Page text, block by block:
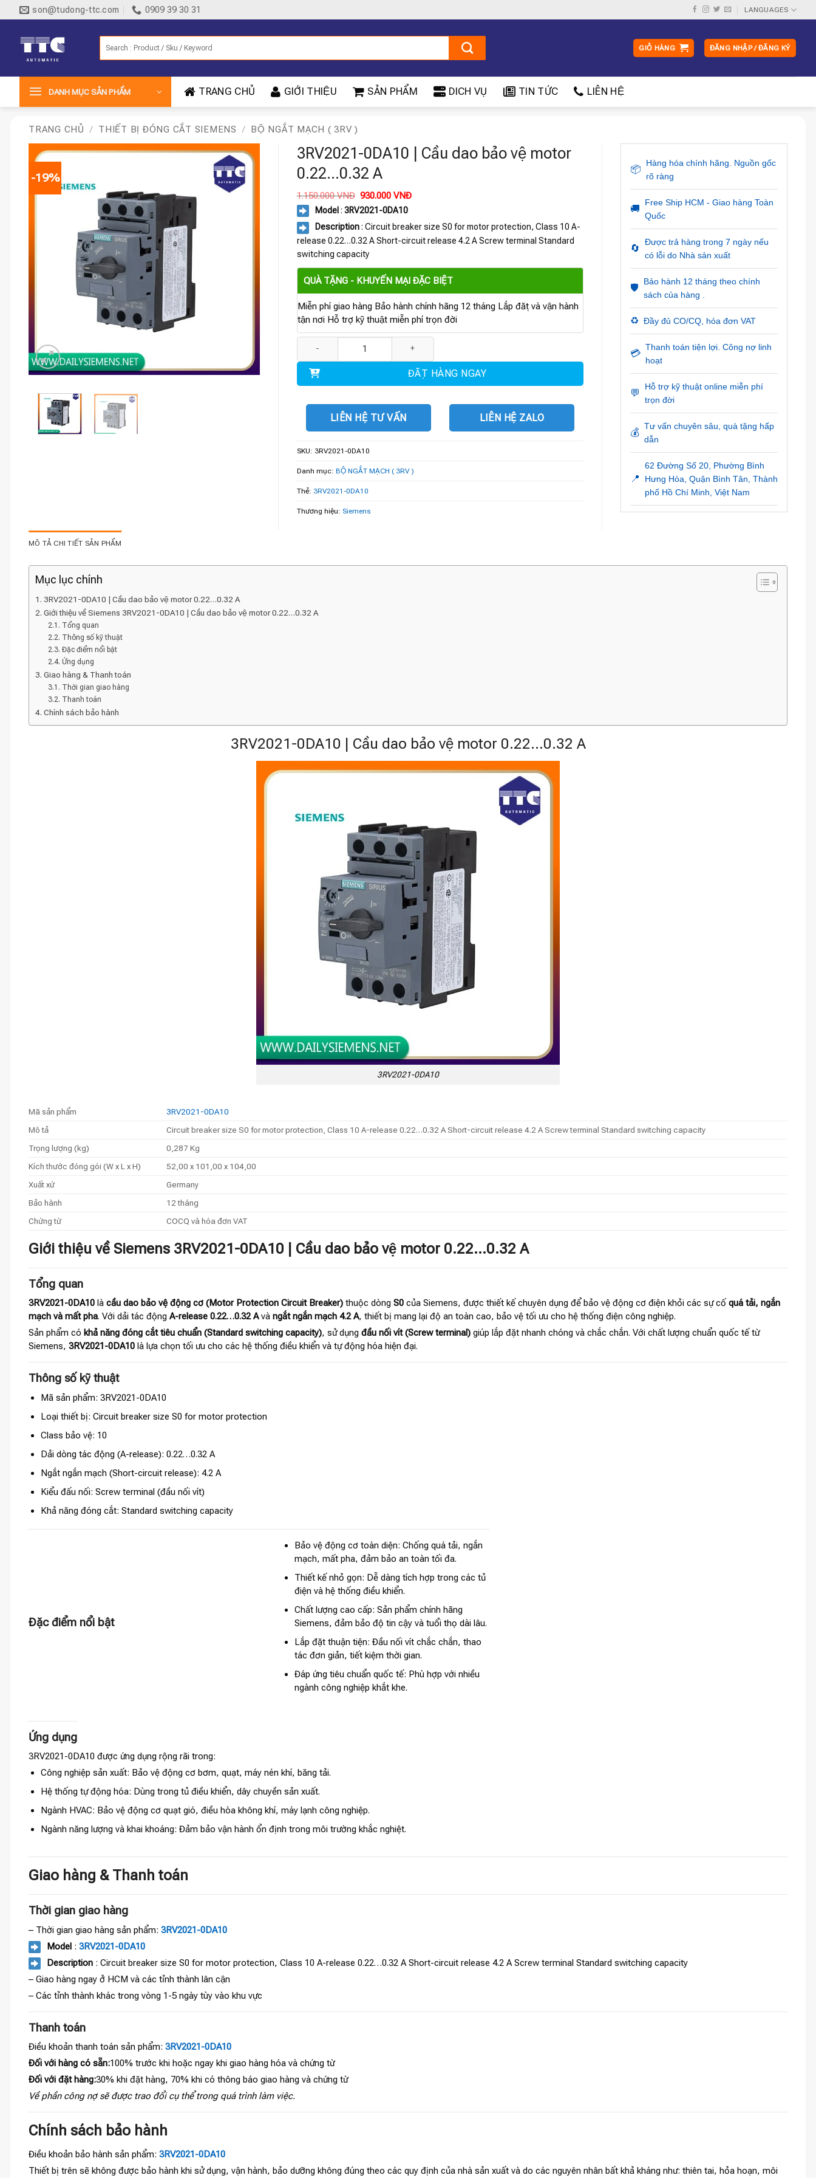
qua
son@tudong-ttc.com 0909 39 30 31 LANGUAGES
GIỎ HÀNG ĐĂNG NHẬP / ĐĂNG KÝ
DANH MỤC SẢN PHẨM TRANG CHỦ GIỚI THIỆU SẢN PHẨM DICH VỤ TIN TỨC LIÊN HỆ
TRANG CHỦ / THIẾT BỊ ĐÓNG CẮT SIEMENS / BỘ NGẮT MẠCH ( 3RV )
-19%
3RV2021-0DA10 | Cầu dao bảo vệ motor
0.22…0.32 A
1.150.000VNĐ Giá
gốc
là:
1.150.000 VNĐ.
930.000VNĐGiá
là:
930.000 VNĐ.
Model : 3RV2021-0DA10
Description: Circuit breaker size S0 for motor protection, Class 10 A-
release 0.22…0.32 A Short-circuit release 4.2 A Screw terminal Standard
switching capacity
QUÀ TẶNG - KHUYẾN MẠI ĐẶC BIỆT
Miễn phí giao hàng Bảo hành chính hãng 12 tháng Lắp đặt và vận hành
tận nơi Hỗ trợ kỹ thuật miễn phí trọn đời
ĐẶT HÀNG NGAY
LIÊN HỆ TƯ VẤN LIÊN HỆ ZALO
SKU: 3RV2021-0DA10
Danh mục: BỘ NGẮT MẠCH ( 3RV )
Thẻ: 3RV2021-0DA10
Thương hiệu: Siemens
📦
Hàng hóa chính hãng. Nguồn gốc
rõ ràng
🚚
Free Ship HCM - Giao hàng Toàn
Quốc
🔄
Được trả hàng trong 7 ngày nếu
có lỗi do Nhà sản xuất
🛡️
Bảo hành 12 tháng theo chính
sách của hàng .
♻️ Đầy đủ CO/CQ, hóa đơn VAT
💳
Thanh toán tiện lợi. Công nợ linh
hoạt
💬
Hỗ trợ kỹ thuật online miễn phí
trọn đời
💰
Tư vấn chuyên sâu, quà tặng hấp
dẫn
📍
62 Đường Số 20, Phường Bình
Hưng Hòa, Quận Bình Tân, Thành
phố Hồ Chí Minh, Việt Nam
MÔ TẢ CHI TIẾT SẢN PHẨM
Mục lục chính
3RV2021-0DA10 | Cầu dao bảo vệ motor 0.22…0.32 A
Giới thiệu về Siemens 3RV2021-0DA10 | Cầu dao bảo vệ motor 0.22…0.32 A
Tổng quan
Thông số kỹ thuật
Đặc điểm nổi bật
Ứng dụng
Giao hàng & Thanh toán
Thời gian giao hàng
Thanh toán
Chính sách bảo hành
3RV2021-0DA10 | Cầu dao bảo vệ motor 0.22…0.32 A
3RV2021-0DA10
Mã sản phẩm
3RV2021-0DA10
Mô tả
Circuit breaker size S0 for motor protection, Class 10 A-release 0.22…0.32 A Short-circuit release 4.2 A Screw terminal Standard switching capacity
Trọng lượng (kg)
0,287 Kg
Kích thước đóng gói (W x L x H)
52,00 x 101,00 x 104,00
Xuất xứ
Germany
Bảo hành
12 tháng
Chứng từ
COCQ và hóa đơn VAT
Giới thiệu về Siemens 3RV2021-0DA10 | Cầu dao bảo vệ motor 0.22…0.32 A
Tổng quan
3RV2021-0DA10 là cầu dao bảo vệ động cơ (Motor Protection Circuit Breaker) thuộc dòng S0 của Siemens, được thiết kế chuyên dụng để bảo vệ động cơ điện khỏi các sự cố quá tải, ngắn
mạch và mất pha. Với dải tác động A-release 0.22…0.32 Avà ngắt ngắn mạch 4.2 A, thiết bị mang lại độ an toàn cao, bảo vệ tối ưu cho hệ thống điện công nghiệp.
Sản phẩm có khả năng đóng cắt tiêu chuẩn (Standard switching capacity), sử dụng đầu nối vít (Screw terminal) giúp lắp đặt nhanh chóng và chắc chắn. Với chất lượng chuẩn quốc tế từ
Siemens, 3RV2021-0DA10 là lựa chọn tối ưu cho các hệ thống điều khiển và tự động hóa hiện đại.
Thông số kỹ thuật
Mã sản phẩm: 3RV2021-0DA10
Loại thiết bị: Circuit breaker size S0 for motor protection
Class bảo vệ: 10
Dải dòng tác động (A-release): 0.22…0.32 A
Ngắt ngắn mạch (Short-circuit release): 4.2 A
Kiểu đấu nối: Screw terminal (đầu nối vít)
Khả năng đóng cắt: Standard switching capacity
Đặc điểm nổi bật
Bảo vệ động cơ toàn diện: Chống quá tải, ngắn
mạch, mất pha, đảm bảo an toàn tối đa.
Thiết kế nhỏ gọn: Dễ dàng tích hợp trong các tủ
điện và hệ thống điều khiển.
Chất lượng cao cấp: Sản phẩm chính hãng
Siemens, đảm bảo độ tin cậy và tuổi thọ dài lâu.
Lắp đặt thuận tiện: Đầu nối vít chắc chắn, thao
tác đơn giản, tiết kiệm thời gian.
Đáp ứng tiêu chuẩn quốc tế: Phù hợp với nhiều
ngành công nghiệp khắt khe.
Ứng dụng
3RV2021-0DA10 được ứng dụng rộng rãi trong:
Công nghiệp sản xuất: Bảo vệ động cơ bơm, quạt, máy nén khí, băng tải.
Hệ thống tự động hóa: Dùng trong tủ điều khiển, dây chuyền sản xuất.
Ngành HVAC: Bảo vệ động cơ quạt gió, điều hòa không khí, máy lạnh công nghiệp.
Ngành năng lượng và khai khoáng: Đảm bảo vận hành ổn định trong môi trường khắc nghiệt.
Giao hàng & Thanh toán
Thời gian giao hàng
– Thời gian giao hàng sản phẩm: 3RV2021-0DA10
Model : 3RV2021-0DA10
Description : Circuit breaker size S0 for motor protection, Class 10 A-release 0.22…0.32 A Short-circuit release 4.2 A Screw terminal Standard switching capacity
– Giao hàng ngay ở HCM và các tỉnh thành lân cận
– Các tỉnh thành khác trong vòng 1-5 ngày tùy vào khu vực
Thanh toán
Điều khoản thanh toán sản phẩm: 3RV2021-0DA10
Đối với hàng có sẵn:100% trước khi hoặc ngay khi giao hàng hóa và chứng từ
Đối với đặt hàng:30% khi đặt hàng, 70% khi có thông báo giao hàng và chứng từ
Về phần công nợ sẽ được trao đổi cụ thể trong quá trình làm việc.
Chính sách bảo hành
Điều khoản bảo hành sản phẩm: 3RV2021-0DA10
Thiết bị trên sẽ không được bảo hành khi sử dụng, vận hành, bảo dưỡng không đúng theo các quy định của nhà sản xuất và do các nguyên nhân bất khả kháng như: thiên tai, hỏa hoạn, môi